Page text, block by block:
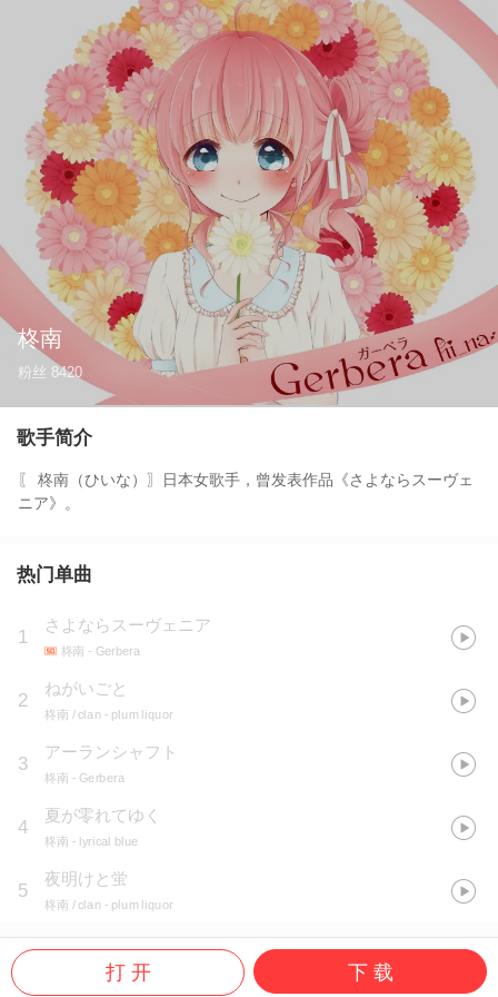
柊南
粉丝 8420
歌手简介
〖 柊南（ひいな）〗日本女歌手，曾发表作品《さよならスーヴェ
ニア》。
热门单曲
1
さよならスーヴェニア
柊南 - Gerbera
2
ねがいごと
柊南 / clan - plum liquor
3
アーランシャフト
柊南 - Gerbera
4
夏が零れてゆく
柊南 - lyrical blue
5
夜明けと蛍
柊南 / clan - plum liquor
打 开 下 载